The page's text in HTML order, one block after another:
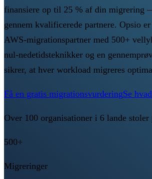
finansiere op til 25 % af din migrering
gennem kvalificerede partnere. Opsio
AWS-migrationspartner med 500+
nul-nedetidsteknikker og en
sikrer, at hver workload migreres
Få en gratis migrationsvurderingSe
Over 100 organisationer i 6 lande stoler
500+
Migreringer